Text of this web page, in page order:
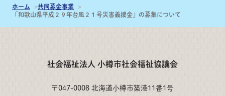
ホーム
共同募金事業
「和歌山県平成２９年台風２１号災害義援金」の募集について
社会福祉法人 小樽市社会福祉協議会
〒047-0008 北海道小樽市築港11番1号